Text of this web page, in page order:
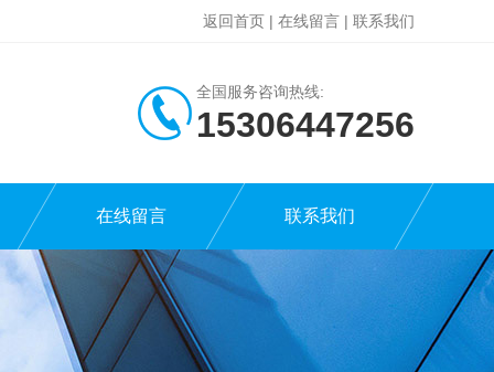
返回首页 | 在线留言 | 联系我们
全国服务咨询热线:
15306447256
在线留言 联系我们